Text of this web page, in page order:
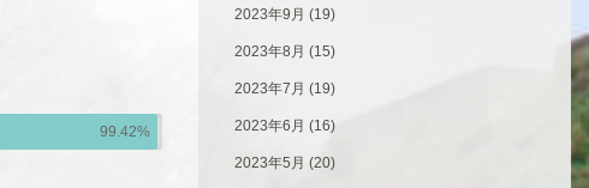
99.42%
2023年9月 (19)
2023年8月 (15)
2023年7月 (19)
2023年6月 (16)
2023年5月 (20)